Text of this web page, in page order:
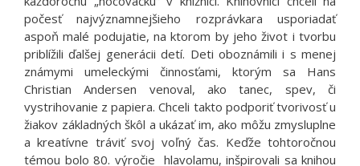
počesť najvýznamnejšieho rozprávkara usporiadať
aspoň malé podujatie, na ktorom by jeho život i tvorbu
priblížili ďalšej generácii detí. Deti oboznámili i s menej
známymi umeleckými činnosťami, ktorým sa Hans
Christian Andersen venoval, ako tanec, spev, či
vystrihovanie z papiera. Chceli takto podporiť tvorivosť u
žiakov základných škôl a ukázať im, ako môžu zmysluplne
a kreatívne tráviť svoj voľný čas. Keďže tohtoročnou
témou bolo 80. výročie hlavolamu, inšpirovali sa knihou